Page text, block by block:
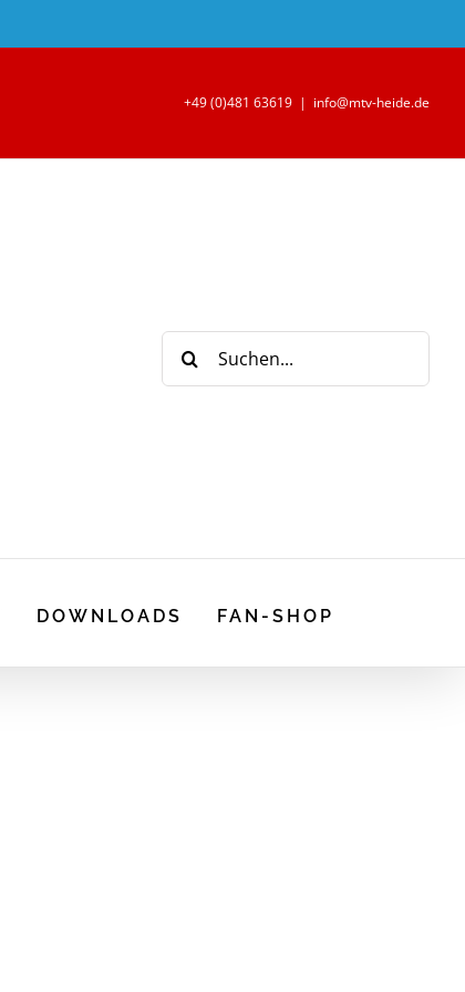
+49 (0)481 63619 | info@mtv-heide.de
Suche
nach:
DOWNLOADS FAN-SHOP